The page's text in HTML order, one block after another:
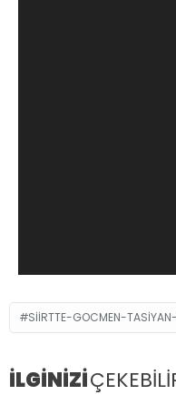
SIIRTTE-GOCMEN-
İLGİNİZİ